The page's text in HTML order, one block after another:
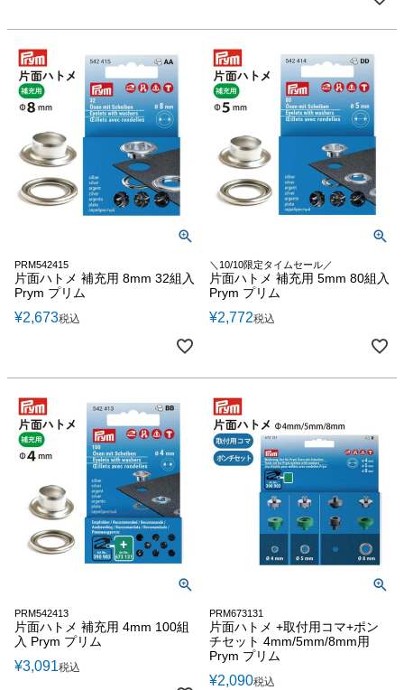
PRM542415
片面ハトメ 補充用 8mm 32組入
Prym プリム
¥2,673税込
＼10/10限定タイムセール／
片面ハトメ 補充用 5mm 80組入
Prym プリム
¥2,772税込
PRM542413
片面ハトメ 補充用 4mm 100組
入 Prym プリム
¥3,091税込
PRM673131
片面ハトメ +取付用コマ+ポン
チセット 4mm/5mm/8mm用
Prym プリム
¥2,090税込